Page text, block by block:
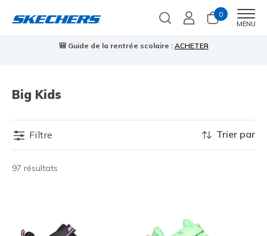
0
MENU
🎒 Guide de la rentrée scolaire : ACHETER
Big Kids
Filtre
97 résultats
Trier par